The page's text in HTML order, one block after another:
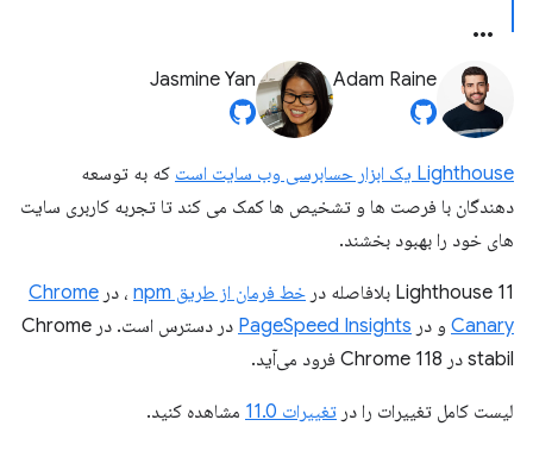
Adam Raine
Jasmine Yan
Lighthouse یک ابزار حسابرسی وب سایت است
که به توسعه
دهندگان با فرصت ها و تشخیص ها کمک می کند تا تجربه کاربری سایت
های خود را بهبود بخشند.
Lighthouse 11 بلافاصله در خط فرمان از طریق npm ، در Chrome
Canary و در PageSpeed ​​Insights
در دسترس است. در Chrome
stabil در Chrome 118 فرود می‌آید.
لیست کامل تغییرات را در تغییرات 11.0 مشاهده کنید.